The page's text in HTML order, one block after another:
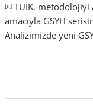
[ii] TÜİK, metodolojiyi
amacıyla GSYH
Analizimizde yeni